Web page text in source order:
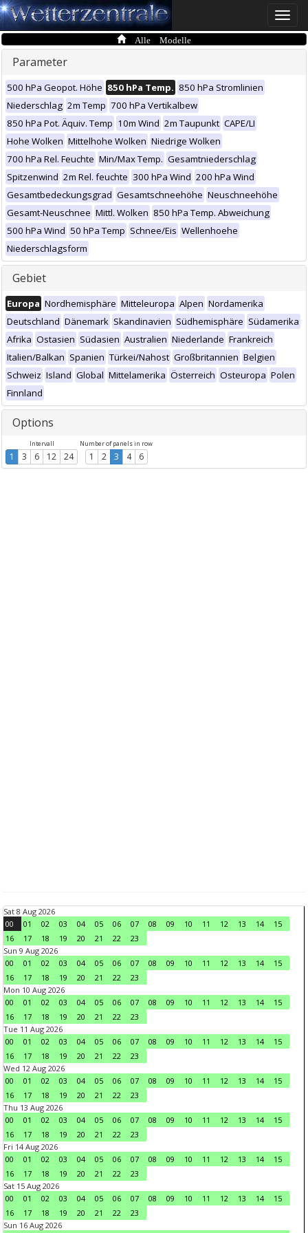
Toggle
Alle Modelle
Parameter
500 hPa Geopot. Höhe 850 hPa Temp. 850 hPa Stromlinien
Niederschlag 2m Temp 700 hPa Vertikalbew
850 hPa Pot. Äquiv. Temp 10m Wind 2m Taupunkt CAPE/LI
Hohe Wolken Mittelhohe Wolken Niedrige Wolken
700 hPa Rel. Feuchte Min/Max Temp. Gesamtniederschlag
Spitzenwind 2m Rel. feuchte 300 hPa Wind 200 hPa Wind
Gesamtbedeckungsgrad Gesamtschneehöhe Neuschneehöhe
Gesamt-Neuschnee Mittl. Wolken 850 hPa Temp. Abweichung
500 hPa Wind 50 hPa Temp Schnee/Eis Wellenhoehe
Niederschlagsform
Gebiet
Europa Nordhemisphäre Mitteleuropa Alpen Nordamerika
Deutschland Dänemark Skandinavien Südhemisphäre Südamerika
Afrika Ostasien Südasien Australien Niederlande Frankreich
Italien/Balkan Spanien Türkei/Nahost Großbritannien Belgien
Schweiz Island Global Mittelamerika Österreich Osteuropa Polen
Finnland
Options
Intervall
1 3 6 12 24
Number of panels in row
1 2 3 4 6
Sat 8 Aug 2026
00
01 02 03 04 05 06 07 08 09 10 11 12 13 14
15
16
17 18 19 20 21 22
23
Sun 9 Aug 2026
00
01 02 03 04 05 06 07 08 09 10 11 12 13 14
15
16
17 18 19 20 21 22
23
Mon 10 Aug 2026
00
01 02 03 04 05 06 07 08 09 10 11 12 13 14
15
16
17 18 19 20 21 22
23
Tue 11 Aug 2026
00
01 02 03 04 05 06 07 08 09 10 11 12 13 14
15
16
17 18 19 20 21 22
23
Wed 12 Aug 2026
00
01 02 03 04 05 06 07 08 09 10 11 12 13 14
15
16
17 18 19 20 21 22
23
Thu 13 Aug 2026
00
01 02 03 04 05 06 07 08 09 10 11 12 13 14
15
16
17 18 19 20 21 22
23
Fri 14 Aug 2026
00
01 02 03 04 05 06 07 08 09 10 11 12 13 14
15
16
17 18 19 20 21 22
23
Sat 15 Aug 2026
00
01 02 03 04 05 06 07 08 09 10 11 12 13 14
15
16
17 18 19 20 21 22
23
Sun 16 Aug 2026